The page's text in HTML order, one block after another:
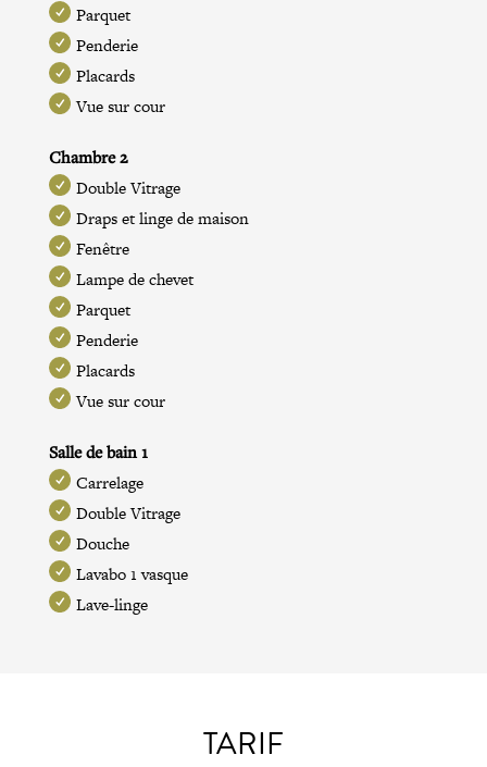
Parquet
Penderie
Placards
Vue sur cour
Chambre 2
Double Vitrage
Draps et linge de maison
Fenêtre
Lampe de chevet
Parquet
Penderie
Placards
Vue sur cour
Salle de bain 1
Carrelage
Double Vitrage
Douche
Lavabo 1 vasque
Lave-linge
TARIF